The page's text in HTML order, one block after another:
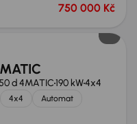
750 000 Kč
d 4MATIC190 kW4x4
4x4
Automat